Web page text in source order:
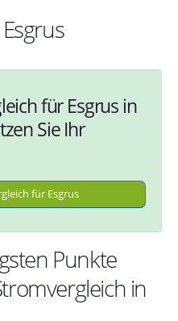
für Esgrus in
Sie Ihr
für Esgrus
Punkte
in